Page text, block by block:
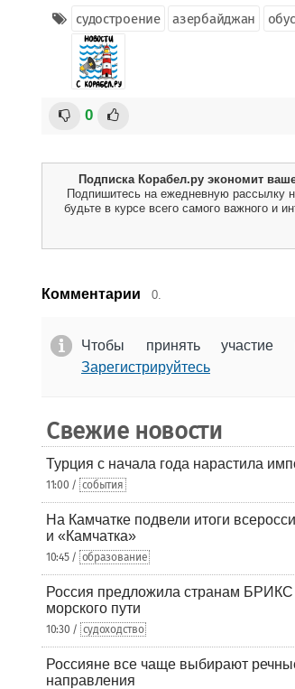
судостроение азербайджан
0
Подписка Корабел.ру экономит
Подпишитесь на ежедневную рассылку
будьте в курсе всего самого важного и
Комментарии 0.
Чтобы принять
Зарегистрируйтесь
Свежие новости
Турция с начала года нарастила
11:00 / события
На Камчатке подвели итоги
и «Камчатка»
10:45 / образование
Россия предложила странам БРИКС
морского пути
10:30 / судоходство
Россияне все чаще выбирают
направления